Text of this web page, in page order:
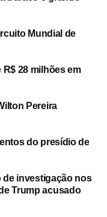
Mundial de
R$ 28 milhões em
Pereira
do presídio de
investigação nos
Trump acusado